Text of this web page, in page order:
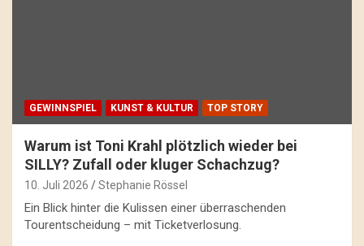
GEWINNSPIEL KUNST & KULTUR TOP STORY
Warum ist Toni Krahl plötzlich wieder bei
SILLY? Zufall oder kluger Schachzug?
10. Juli 2026 Stephanie Rössel
Ein Blick hinter die Kulissen einer überraschenden
Tourentscheidung – mit Ticketverlosung.